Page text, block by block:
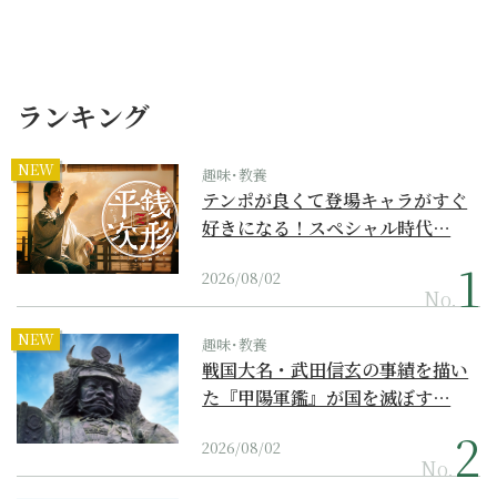
ランキング
NEW 趣味･教養
テンポが良くて登場キャラがすぐ
好きになる！スペシャル時代…
2026/08/02
No.
NEW 趣味･教養
戦国大名・武田信玄の事績を描い
た『甲陽軍鑑』が国を滅ぼす…
2026/08/02
No.